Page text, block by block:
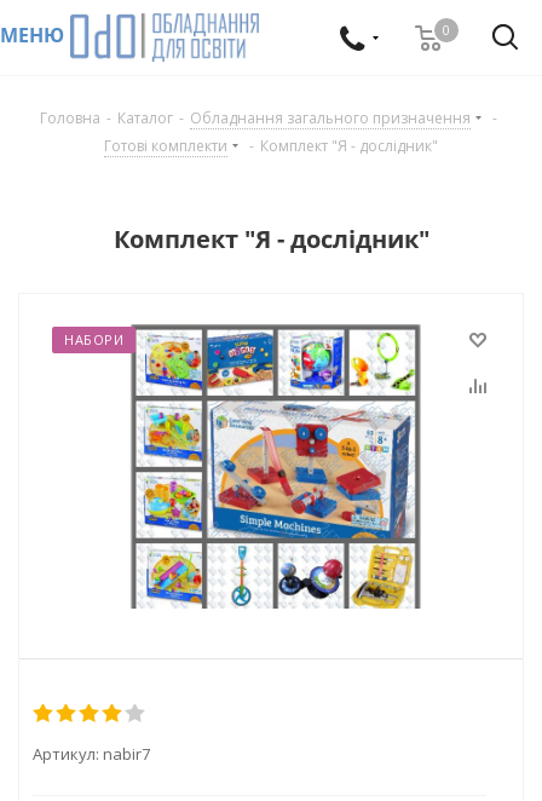
МЕНЮ 0
Головна - Каталог - Обладнання загального призначення
-
Готові комплекти
- Комплект "Я - дослідник"
Комплект "Я - дослідник"
НАБОРИ
Артикул: nabir7